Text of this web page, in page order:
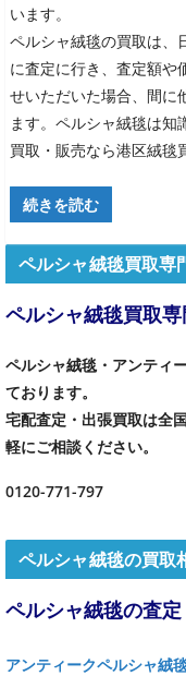
います。
ペルシャ絨毯の買取は、
に査定に行き、査定額や
せいただいた場合、間に
ます。ペルシャ絨毯は
買取・販売なら港区絨毯
続きを読む
ペルシャ絨毯買取専
ペルシャ絨毯買取
ペルシャ絨毯・アンティ
ております。
宅配査定・出張買取は全
軽にご相談ください。
0120-771-797
ペルシャ絨毯の買取
ペルシャ絨毯の査
アンティークペルシャ絨